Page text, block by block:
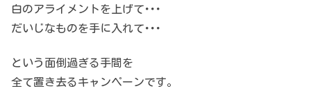
白のアライメントを上げて･･･
だいじなものを手に入れて･･･
という面倒過ぎる手間を
全て置き去るキャンペーンです。